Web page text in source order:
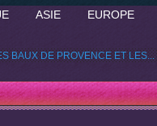
ASIE EUROPE
BAUX DE PROVENCE ET LES...